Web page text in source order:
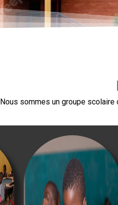
Nous sommes un groupe scolaire